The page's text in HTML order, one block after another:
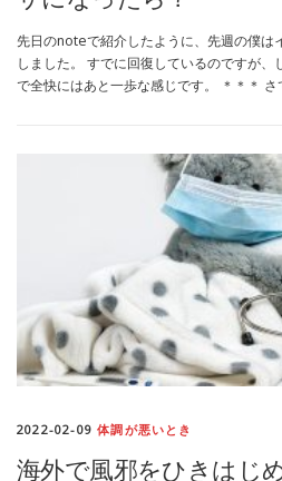
先日のnoteで紹介したように、先週の僕は
しました。 すでに回復しているのですが
で全快にはあと一歩な感じです。 ＊＊＊
2022-02-09体調が悪いとき
海外で風邪をひきはじ